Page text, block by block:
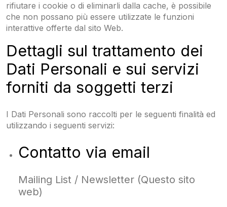
rifiutare i cookie o di eliminarli dalla cache, è possibile
che non possano più essere utilizzate le funzioni
interattive offerte dal sito Web.
Dettagli sul trattamento dei
Dati Personali e sui servizi
forniti da soggetti terzi
I Dati Personali sono raccolti per le seguenti finalità ed
utilizzando i seguenti servizi:
Contatto via email
Mailing List / Newsletter (Questo sito
web)